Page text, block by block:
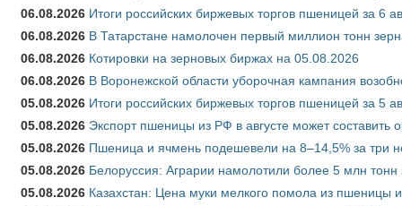
06.08.2026 Итоги российских биржевых торгов пшеницей за 6
06.08.2026 В Татарстане намолочен первый миллион тонн
06.08.2026 Котировки на зерновых биржах на 05.08.2026
06.08.2026 В Воронежской области уборочная кампания
05.08.2026 Итоги российских биржевых торгов пшеницей за 5
05.08.2026 Экспорт пшеницы из РФ в августе может составить
05.08.2026 Пшеница и ячмень подешевели на 8–14,5% за три
05.08.2026 Белоруссия: Аграрии намолотили более 5 млн тонн
05.08.2026 Казахстан: Цена муки мелкого помола из пшеницы